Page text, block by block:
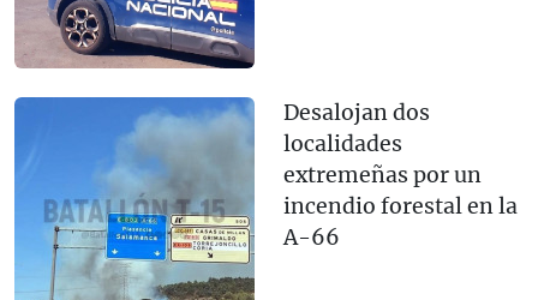
Desalojan dos
localidades
extremeñas por un
incendio forestal en la
A-66